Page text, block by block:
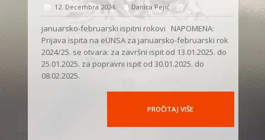
12. Decembra 2024. Danica Pejić
januarsko-februarski ispitni rokovi NAPOMENA:
Prijava ispita na eUNSA za januarsko-februarski rok
2024/25. se otvara: za završni ispit od 13.01.2025. do
25.01.2025. za popravni ispit od 30.01.2025. do
08.02.2025.
PROČITAJ VIŠE